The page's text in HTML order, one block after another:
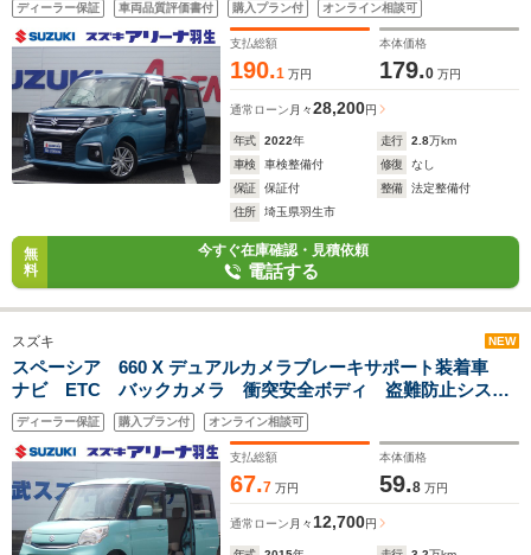
ト ウォークスルー シートヒーター エアコン
ディーラー保証 車両品質評価書付 購入プラン付 オンライン相談可
支払総額
190.1 万円
本体価格
179.0 万円
通常ローン 月々28,200円
年式 2022年 走行 2.8万km
車検
車検整備付 修復
なし
保証
保証付 整備
法定整備付
住所
埼玉県羽生市
無
料
今すぐ在庫確認・見積依頼
電話する
スズキ NEW
スペーシア 660 X デュアルカメラブレーキサポート装着車
ナビ ETC バックカメラ 衝突安全ボディ 盗難防止システ
ム キーレスエントリー スマートキー アイドリングストッ
プ ベンチシート シートヒーター フルフラット パワーウ
インドウ パワーステアリング
ディーラー保証 購入プラン付 オンライン相談可
支払総額
67.7 万円
本体価格
59.8 万円
通常ローン 月々 12,700円